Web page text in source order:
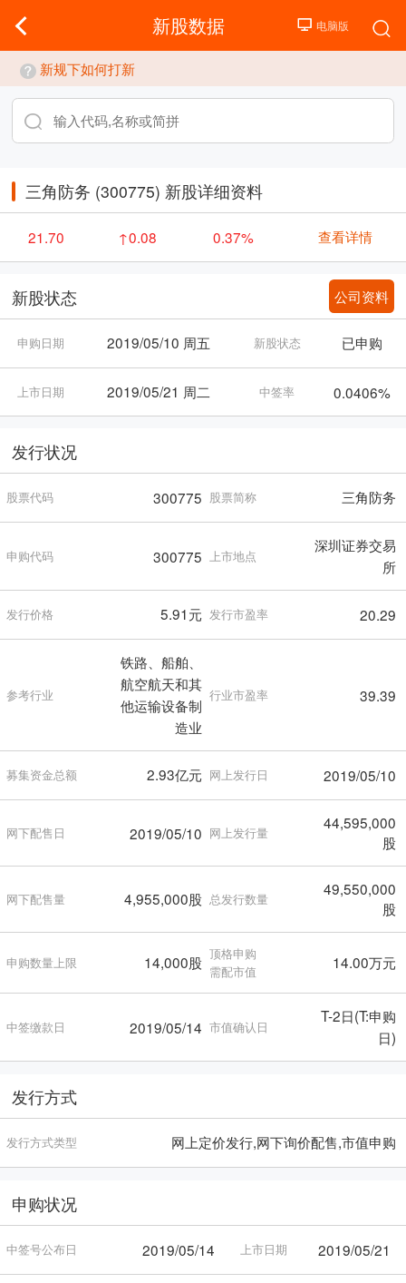
新股数据
新规下如何打新
三角防务 (300775) 新股详细资料
21.70 ↑0.08 0.37% 查看详情
新股状态 公司资料
申购日期 2019/05/10 周五 新股状态 已申购
上市日期 2019/05/21 周二 中签率 0.0406%
发行状况
股票代码 300775 股票简称 三角防务
申购代码 300775 上市地点
深圳证券交易
所
发行价格 5.91元 发行市盈率 20.29
参考行业
铁路、船舶、
航空航天和其
他运输设备制
造业
行业市盈率 39.39
募集资金总额 2.93亿元 网上发行日 2019/05/10
网下配售日 2019/05/10 网上发行量
44,595,000
股
网下配售量 4,955,000股 总发行数量
49,550,000
股
申购数量上限 14,000股 顶格申购
需配市值
14.00万元
中签缴款日 2019/05/14 市值确认日
T-2日(T:申购
日)
发行方式
发行方式类型 网上定价发行,网下询价配售,市值申购
申购状况
中签号公布日 2019/05/14 上市日期 2019/05/21